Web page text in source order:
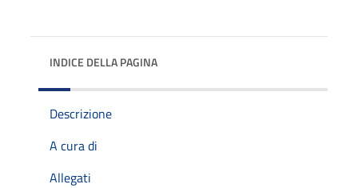
INDICE DELLA PAGINA
Descrizione
A cura di
Allegati